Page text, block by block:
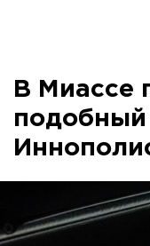
В Миассе
подобный